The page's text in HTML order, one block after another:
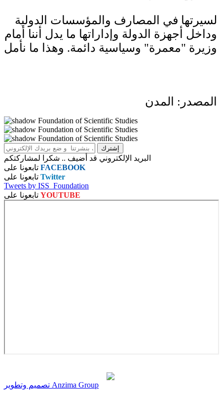
لسيرتها في المصارف والمؤسسات الدولية
وداخل أجهزة الدولة وإداراتها ما يدل أننا أمام
وزيرة "معمرة" وسياسية دائمة. وهذا ما نأمل
المصدر: المدن
البريد الإلكتروني قد أضيف .. شكرا لمشاركتكم
FACEBOOK
Twitter
Tweets by ISS_Foundation
YOUTUBE
تصميم وتطوير Anzima Group